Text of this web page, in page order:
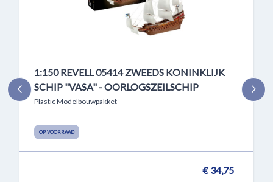
1:150 REVELL 05414 ZWEEDS KONINKLIJK
SCHIP "VASA" - OORLOGSZEILSCHIP
Plastic Modelbouwpakket
OP VOORRAAD
€ 34,75